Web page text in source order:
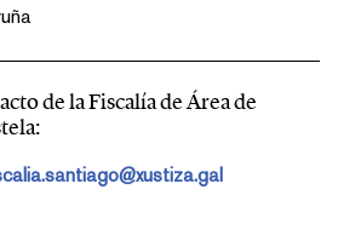
de la Fiscalía de Área de